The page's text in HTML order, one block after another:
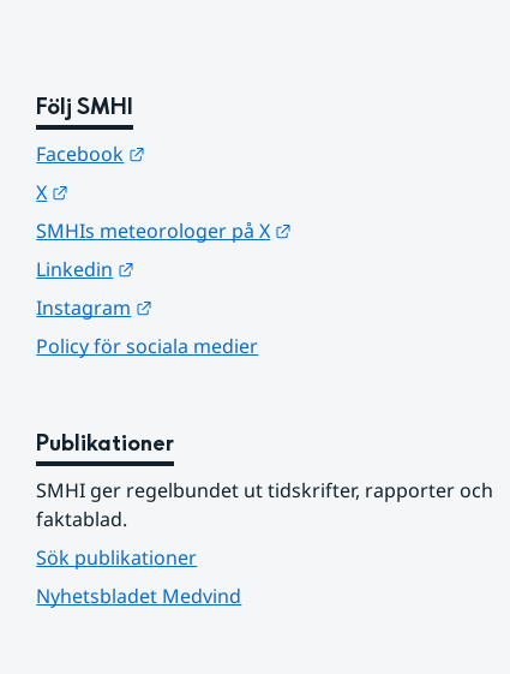
Följ SMHI
Facebook
X
SMHIs meteorologer på X
Linkedin
Instagram
Policy för sociala medier
Publikationer
SMHI ger regelbundet ut tidskrifter, rapporter och
faktablad.
Sök publikationer
Nyhetsbladet Medvind